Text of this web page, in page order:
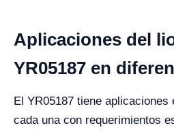
Aplicaciones del
YR05187 en
El YR05187 tiene
cada una con requerimientos